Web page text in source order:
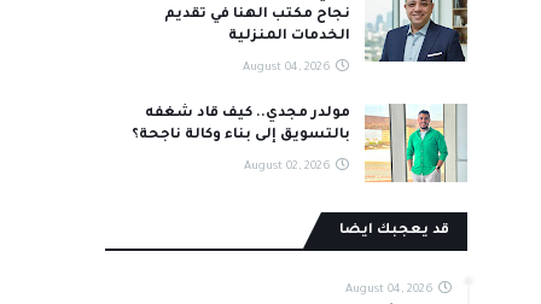
نجاح مكتب الهنا في تقديم
الخدمات المنزلية
August 04, 2026
مولدر مجدي.. كيف قاد شغفه
بالتسويق إلى بناء وكالة ناجحة؟
August 02, 2026
قد يعجبك ايضا
August 04, 2026